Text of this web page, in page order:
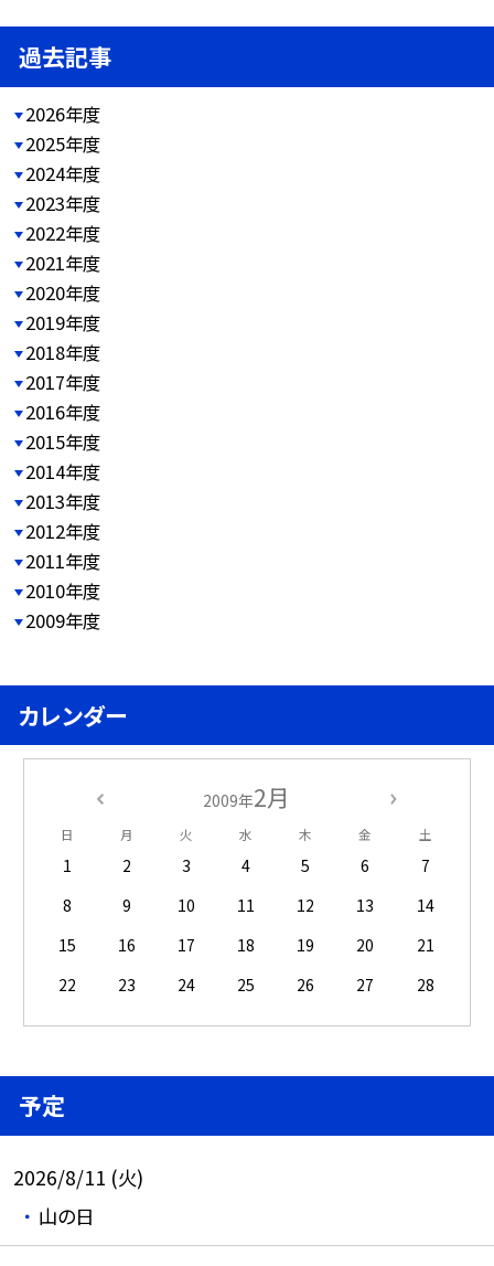
過去記事
2026年度
2025年度
2024年度
2023年度
2022年度
2021年度
2020年度
2019年度
2018年度
2017年度
2016年度
2015年度
2014年度
2013年度
2012年度
2011年度
2010年度
2009年度
カレンダー
2009年2月
日 月 火 水 木 金 土
1 2 3 4 5 6
7
8
9 10 11 12 13
14
15
16 17 18 19 20
21
22
23 24 25 26 27 28
予定
2026/8/11 (火)
山の日